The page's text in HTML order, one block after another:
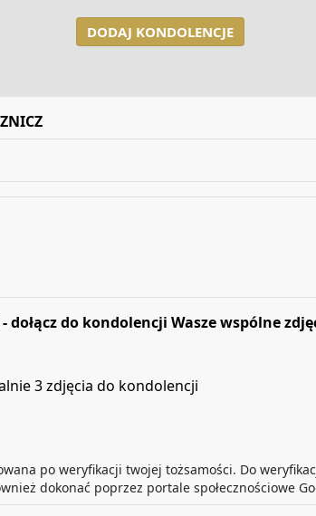
DODAJ KONDOLENCJE
do kondolencji Wasze wspólne
3 zdjęcia do kondolencji
po weryfikacji twojej tożsamości. Do
dokonać poprzez portale społecznościowe